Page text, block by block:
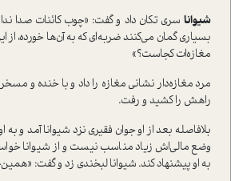
شیوانا سری تکان داد و گفت: «چوب کائنات صدا
بسیاری گمان می‌کنند ضربه‌ای که به آن‌ها خورده،
مغازه‌ات کجاست؟»
مرد مغازه‌دار نشانی مغازه را داد و با خنده و
راهش را کشید و رفت.
بلافاصله بعد از او جوان فقیری نزد شیوانا آمد و به
وضع مالی‌اش زیاد مناسب نیست و از شیوانا
به او پیشنهاد کند. شیوانا لبخندی زد و گفت: